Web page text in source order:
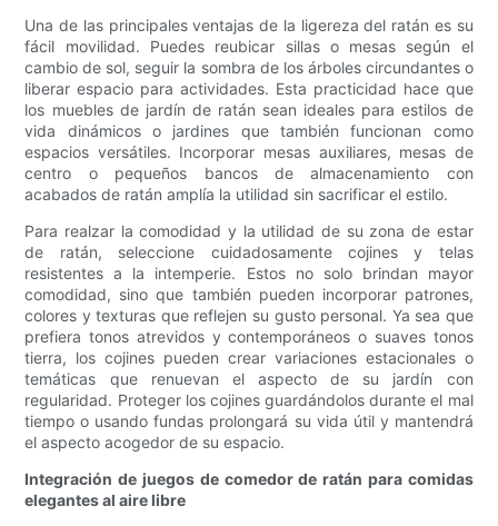
Una de las principales ventajas de la ligereza del ratán es su
fácil movilidad. Puedes reubicar sillas o mesas según el
cambio de sol, seguir la sombra de los árboles circundantes o
liberar espacio para actividades. Esta practicidad hace que
los muebles de jardín de ratán sean ideales para estilos de
vida dinámicos o jardines que también funcionan como
espacios versátiles. Incorporar mesas auxiliares, mesas de
centro o pequeños bancos de almacenamiento con
acabados de ratán amplía la utilidad sin sacrificar el estilo.
Para realzar la comodidad y la utilidad de su zona de estar
de ratán, seleccione cuidadosamente cojines y telas
resistentes a la intemperie. Estos no solo brindan mayor
comodidad, sino que también pueden incorporar patrones,
colores y texturas que reflejen su gusto personal. Ya sea que
prefiera tonos atrevidos y contemporáneos o suaves tonos
tierra, los cojines pueden crear variaciones estacionales o
temáticas que renuevan el aspecto de su jardín con
regularidad. Proteger los cojines guardándolos durante el mal
tiempo o usando fundas prolongará su vida útil y mantendrá
el aspecto acogedor de su espacio.
Integración de juegos de comedor de ratán para comidas
elegantes al aire libre